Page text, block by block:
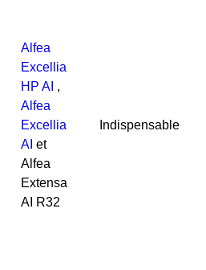
Alfea
Excellia
HP AI ,
Alfea
Excellia
AI et
Alfea
Extensa
AI R32
Indispensable